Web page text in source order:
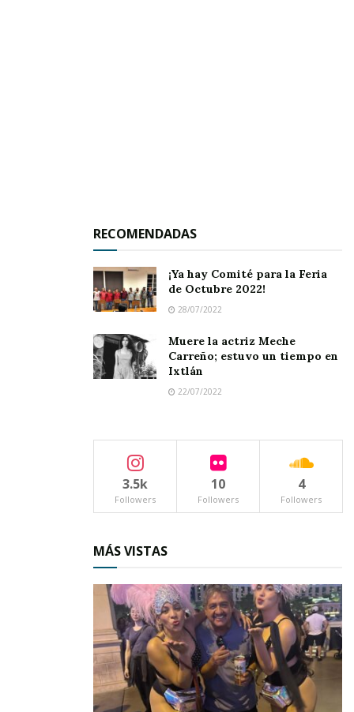
RECOMENDADAS
¡Ya hay Comité para la Feria
de Octubre 2022!
28/07/2022
Muere la actriz Meche
Carreño; estuvo un tiempo en
Ixtlán
22/07/2022
3.5k
Followers
10
Followers
4
Followers
MÁS VISTAS